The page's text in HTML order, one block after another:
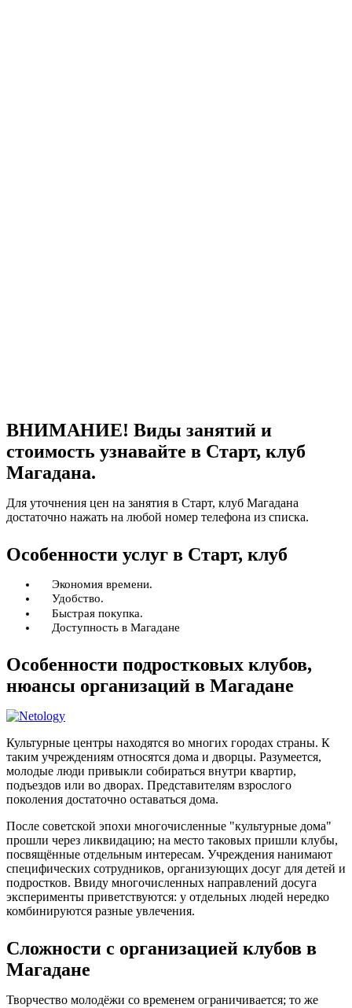
ВНИМАНИЕ! Виды занятий и
стоимость узнавайте в Старт, клуб
Магадана.
Для уточнения цен на занятия в Старт, клуб Магадана
достаточно нажать на любой номер телефона из списка.
Особенности услуг в Старт, клуб
Экономия времени.
Удобство.
Быстрая покупка.
Доступность в Магадане
Особенности подростковых клубов,
нюансы организаций в Магадане
Культурные центры находятся во многих городах страны. К
таким учреждениям относятся дома и дворцы. Разумеется,
молодые люди привыкли собираться внутри квартир,
подъездов или во дворах. Представителям взрослого
поколения достаточно оставаться дома.
После советской эпохи многочисленные "культурные дома"
прошли через ликвидацию; на место таковых пришли клубы,
посвящённые отдельным интересам. Учреждения нанимают
специфических сотрудников, организующих досуг для детей и
подростков. Ввиду многочисленных направлений досуга
эксперименты приветствуются: у отдельных людей нередко
комбинируются разные увлечения.
Сложности с организацией клубов в
Магадане
Творчество молодёжи со временем ограничивается; то же